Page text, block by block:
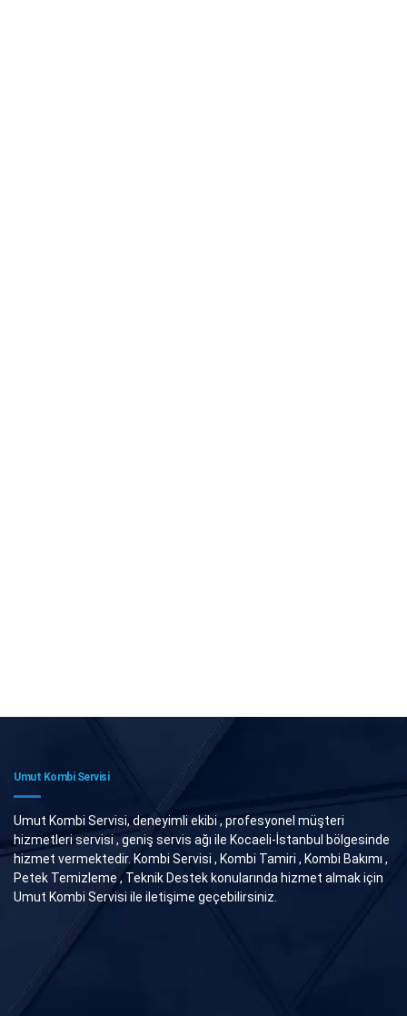
Umut Kombi Servisi
Umut Kombi Servisi, deneyimli ekibi , profesyonel müşteri
hizmetleri servisi , geniş servis ağı ile Kocaeli-İstanbul bölgesinde
hizmet vermektedir. Kombi Servisi , Kombi Tamiri , Kombi Bakımı ,
Petek Temizleme , Teknik Destek konularında hizmet almak için
Umut Kombi Servisi ile iletişime geçebilirsiniz.